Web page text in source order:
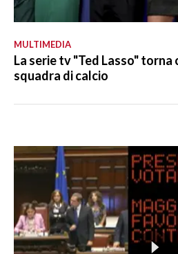
MULTIMEDIA
La serie tv "Ted Lasso" torna
squadra di calcio